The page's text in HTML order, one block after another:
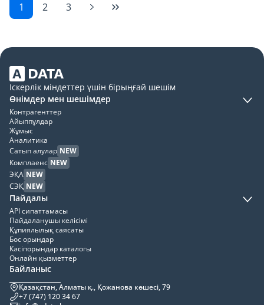
1 2 3
Іскерлік міндеттер үшін бірыңғай шешім
Өнімдер мен шешімдер
Контрагенттер
Айыппұлдар
Жұмыс
Аналитика
Сатып алулар NEW
Комплаенс NEW
ЭҚА NEW
СЭҚ NEW
Пайдалы
API сипаттамасы
Пайдаланушы келісімі
Құпиялылық саясаты
Бос орындар
Кәсіпорындар каталогы
Онлайн қызметтер
Байланыс
Қазақстан, Алматы қ., Қожанова көшесі, 79
+7 (747) 120 34 67